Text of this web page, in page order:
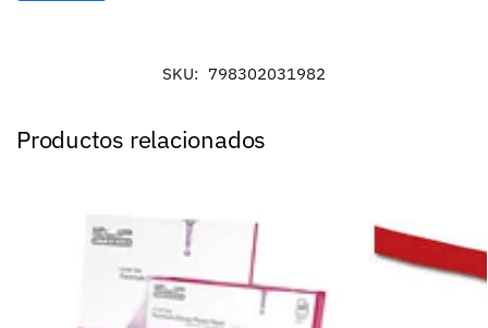
SKU: 798302031982
Productos relacionados